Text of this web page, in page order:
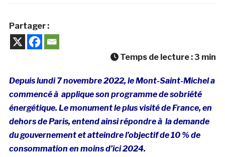
Partager :
Temps de lecture : 3 min
Depuis lundi 7 novembre 2022, le Mont-Saint-Michel a
commencé à applique son programme de sobriété
énergétique. Le monument le plus visité de France, en
dehors de Paris, entend ainsi répondre à la demande
du gouvernement et atteindre l’objectif de 10 % de
consommation en moins d’ici 2024.